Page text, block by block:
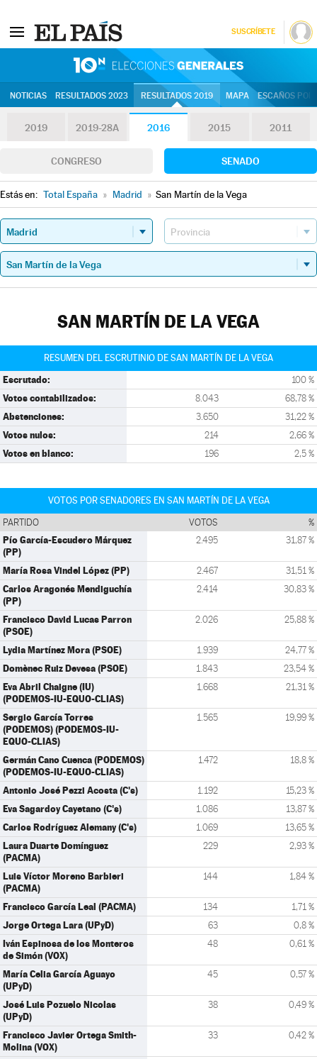
SUSCRÍBETE
NOTICIAS RESULTADOS 2023 RESULTADOS 2019 MAPA ESCAÑOS
2019 2019-28A 2016 2015 2011
CONGRESO SENADO
Estás en: Total España » Madrid » San Martín de la Vega
SAN MARTÍN DE LA VEGA
RESUMEN DEL ESCRUTINIO DE SAN MARTÍN DE LA VEGA
Escrutado: 100 %
Votos contabilizados: 8.043 68,78 %
Abstenciones: 3.650 31,22 %
Votos nulos: 214 2,66 %
Votos en blanco: 196 2,5 %
VOTOS POR SENADORES EN SAN MARTÍN DE LA VEGA
PARTIDO VOTOS %
Pío García-Escudero Márquez
(PP)
2.495 31,87 %
María Rosa Vindel López (PP) 2.467 31,51 %
Carlos Aragonés Mendiguchía
(PP)
2.414 30,83 %
Francisco David Lucas Parron
(PSOE)
2.026 25,88 %
Lydia Martínez Mora (PSOE) 1.939 24,77 %
Domènec Ruiz Devesa (PSOE) 1.843 23,54 %
Eva Abril Chaigne (IU)
(PODEMOS-IU-EQUO-CLIAS)
1.668 21,31 %
Sergio García Torres
(PODEMOS) (PODEMOS-IU-
EQUO-CLIAS)
1.565 19,99 %
Germán Cano Cuenca (PODEMOS)
(PODEMOS-IU-EQUO-CLIAS)
1.472 18,8 %
Antonio José Pezzi Acosta (C's) 1.192 15,23 %
Eva Sagardoy Cayetano (C's) 1.086 13,87 %
Carlos Rodríguez Alemany (C's) 1.069 13,65 %
Laura Duarte Domínguez
(PACMA)
229 2,93 %
Luis Víctor Moreno Barbieri
(PACMA)
144 1,84 %
Francisco García Leal (PACMA) 134 1,71 %
Jorge Ortega Lara (UPyD) 63 0,8 %
Iván Espinosa de los Monteros
de Simón (VOX)
48 0,61 %
María Celia García Aguayo
(UPyD)
45 0,57 %
José Luis Pozuelo Nicolas
(UPyD)
38 0,49 %
Francisco Javier Ortega Smith-
Molina (VOX)
33 0,42 %